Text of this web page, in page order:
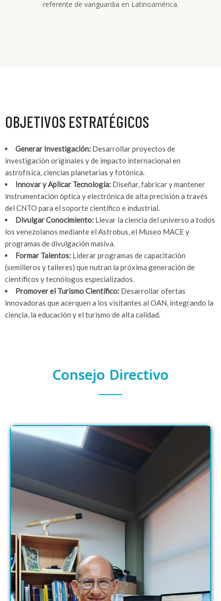
referente de vanguardia en Latinoamérica.
OBJETIVOS ESTRATÉGICOS
Generar Investigación: Desarrollar proyectos de
investigación originales y de impacto internacional en
astrofísica, ciencias planetarias y fotónica.
Innovar y Aplicar Tecnología: Diseñar, fabricar y mantener
instrumentación óptica y electrónica de alta precisión a través
del CNTO para el soporte científico e industrial.
Divulgar Conocimiento: Llevar la ciencia del universo a todos
los venezolanos mediante el Astrobus, el Museo MACE y
programas de divulgación masiva.
Formar Talentos: Liderar programas de capacitación
(semilleros y talleres) que nutran la próxima generación de
científicos y tecnólogos especializados.
Promover el Turismo Científico: Desarrollar ofertas
innovadoras que acerquen a los visitantes al OAN, integrando la
ciencia, la educación y el turismo de alta calidad.
Consejo Directivo